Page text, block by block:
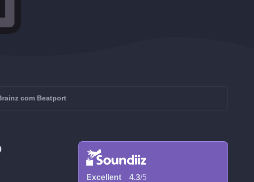
com Beatport
Excellent 4.3/5